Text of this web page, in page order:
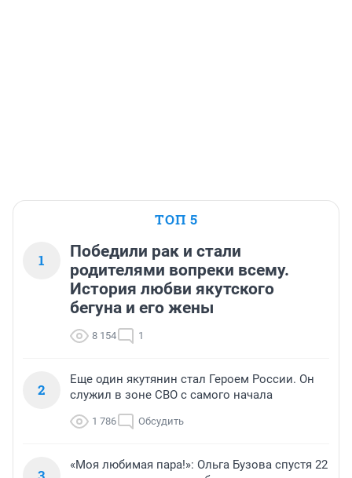
ТОП 5
1
Победили рак и стали
родителями вопреки всему.
История любви якутского
бегуна и его жены
8 154 1
2
Еще один якутянин стал Героем России. Он
служил в зоне СВО с самого начала
1 786 Обсудить
«Моя любимая пара!»: Ольга Бузова спустя 22